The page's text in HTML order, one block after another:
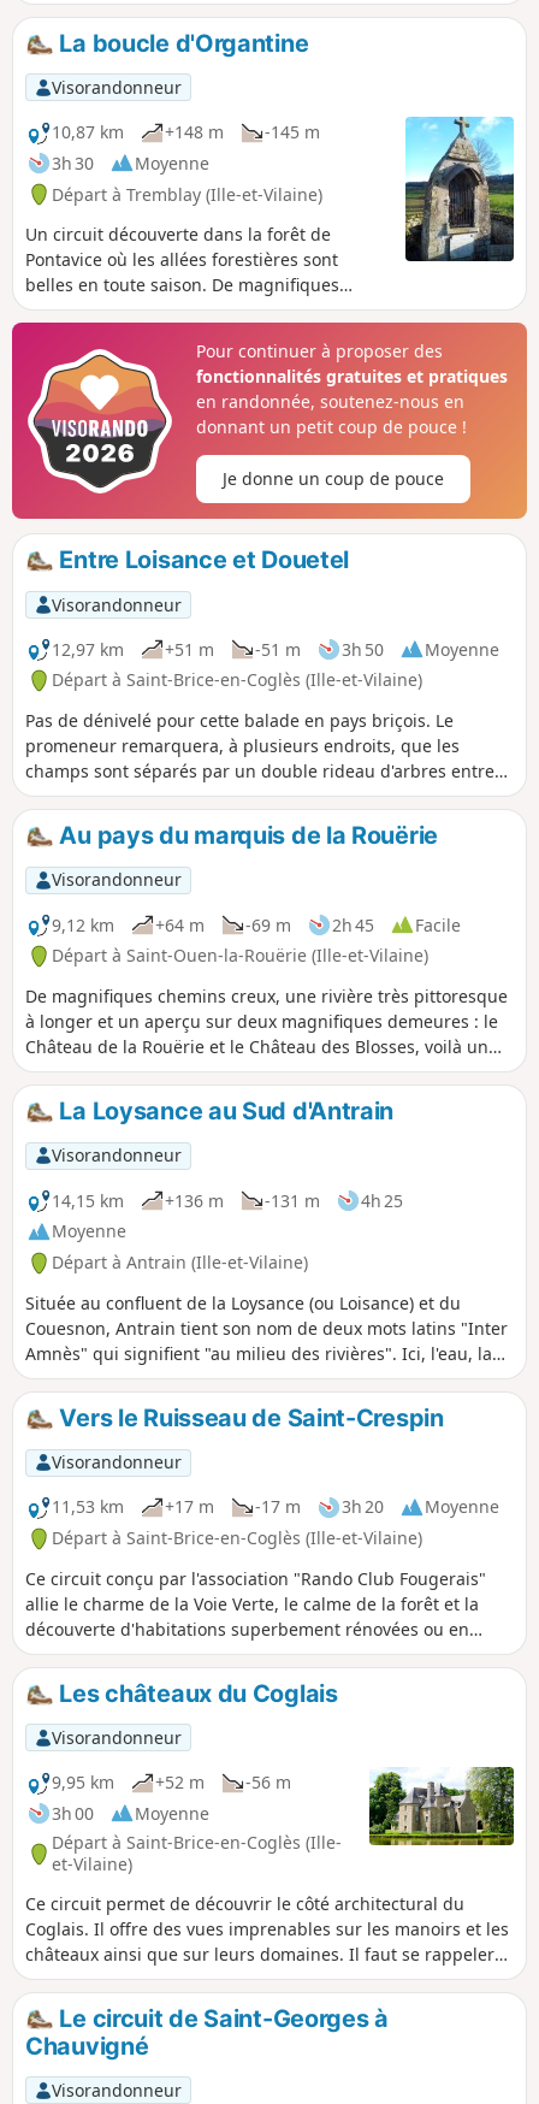
tremblaisienne.
La boucle d'Organtine
Visorandonneur
10,87 km
+148 m
-145 m
3h 30
Moyenne
Départ à Tremblay (Ille-et-Vilaine)
Un circuit découverte dans la forêt de
Pontavice où les allées forestières sont
belles en toute saison. De magnifiques
panoramas s'offrent au promeneur jusqu'au
situé à plus de dix kilomètres.Pour continuer à proposer des
fonctionnalités gratuites et pratiques
en randonnée, soutenez-nous en
donnant un petit coup de pouce !
Je donne un coup de pouce
Entre Loisance et Douetel
Visorandonneur
12,97 km
+51 m -51 m 3h 50
Moyenne
Départ à Saint-Brice-en-Coglès (Ille-et-Vilaine)
Pas de dénivelé pour cette balade en pays briçois. Le
promeneur remarquera, à plusieurs endroits, que les
champs sont séparés par un double rideau d'arbres entre
lequel est tracé le cheminement emprunté.
Au pays du marquis de la Rouërie
Visorandonneur
9,12 km
+64 m -69 m 2h 45
Facile
Départ à Saint-Ouen-la-Rouërie (Ille-et-Vilaine)
De magnifiques chemins creux, une rivière très pittoresque
à longer et un aperçu sur deux magnifiques demeures : le
Château de la Rouërie et le Château des Blosses, voilà un
circuit "au pays du marquis" plein de charmes.
La Loysance au Sud d'Antrain
Visorandonneur
14,15 km
+136 m -131 m
4h 25
Moyenne
Départ à Antrain (Ille-et-Vilaine)
Située au confluent de la Loysance (ou Loisance) et du
Couesnon, Antrain tient son nom de deux mots latins "Inter
Amnès" qui signifient "au milieu des rivières". Ici, l'eau, la
terre et les pierres font un fabuleux mariage pour vous
offrir une balade des plus agréables. La Loysance
s'impatiente déjà de vous entraîner dans ses facéties
tourbillonnantes…
Vers le Ruisseau de Saint-Crespin
Visorandonneur
11,53 km
+17 m -17 m 3h 20
Moyenne
Départ à Saint-Brice-en-Coglès (Ille-et-Vilaine)
Ce circuit conçu par l'association "Rando Club Fougerais"
allie le charme de la Voie Verte, le calme de la forêt et la
découverte d'habitations superbement rénovées ou en
cours de rénovation. Avec une partie goudronnée très
minime, le promeneur chemine sur des sentiers et chemins
entretenus.
Les châteaux du Coglais
Visorandonneur
9,95 km
+52 m
-56 m
3h 00
Moyenne
Départ à Saint-Brice-en-Coglès (Ille-
et-Vilaine)
Ce circuit permet de découvrir le côté architectural du
Coglais. Il offre des vues imprenables sur les manoirs et les
châteaux ainsi que sur leurs domaines. Il faut se rappeler
qu'au Moyen-Age, la Seigneurie de Saint-Brice avait une
importance exceptionnelle dans la baronnie de Fougères.
Plus tard, en 1794, c'est ici qu'à débuté la première
chouannerie, comme la seconde en 1815.
Le circuit de Saint-Georges à
Chauvigné
Visorandonneur